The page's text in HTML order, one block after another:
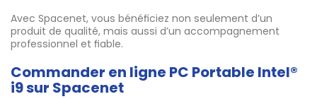
Avec Spacenet, vous bénéficiez non seulement d’un
produit de qualité, mais aussi d’un accompagnement
professionnel et fiable.
Commander en ligne PC Portable Intel®
i9 sur Spacenet